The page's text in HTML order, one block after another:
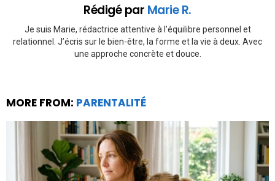
Rédigé par Marie R.
Je suis Marie, rédactrice attentive à l’équilibre personnel et
relationnel. J’écris sur le bien-être, la forme et la vie à deux. Avec
une approche concrète et douce.
MORE FROM: PARENTALITÉ